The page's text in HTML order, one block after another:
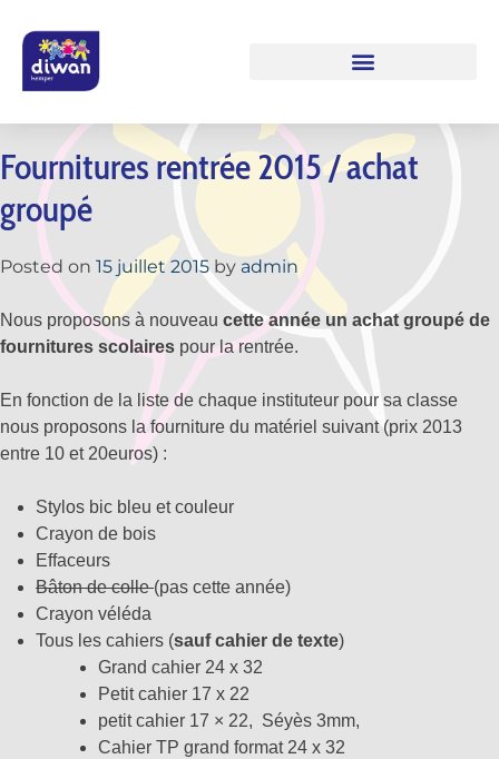
Fournitures rentrée 2015 / achat
groupé
Posted on 15 juillet 2015 by admin
Nous proposons à nouveau cette année un achat groupé de
fournitures scolaires pour la rentrée.
En fonction de la liste de chaque instituteur pour sa classe
nous proposons la fourniture du matériel suivant (prix 2013
entre 10 et 20euros) :
Stylos bic bleu et couleur
Crayon de bois
Effaceurs
Bâton de colle(pas cette année)
Crayon véléda
Tous les cahiers (sauf cahier de texte)
Grand cahier 24 x 32
Petit cahier 17 x 22
petit cahier 17 × 22, Séyès 3mm,
Cahier TP grand format 24 x 32